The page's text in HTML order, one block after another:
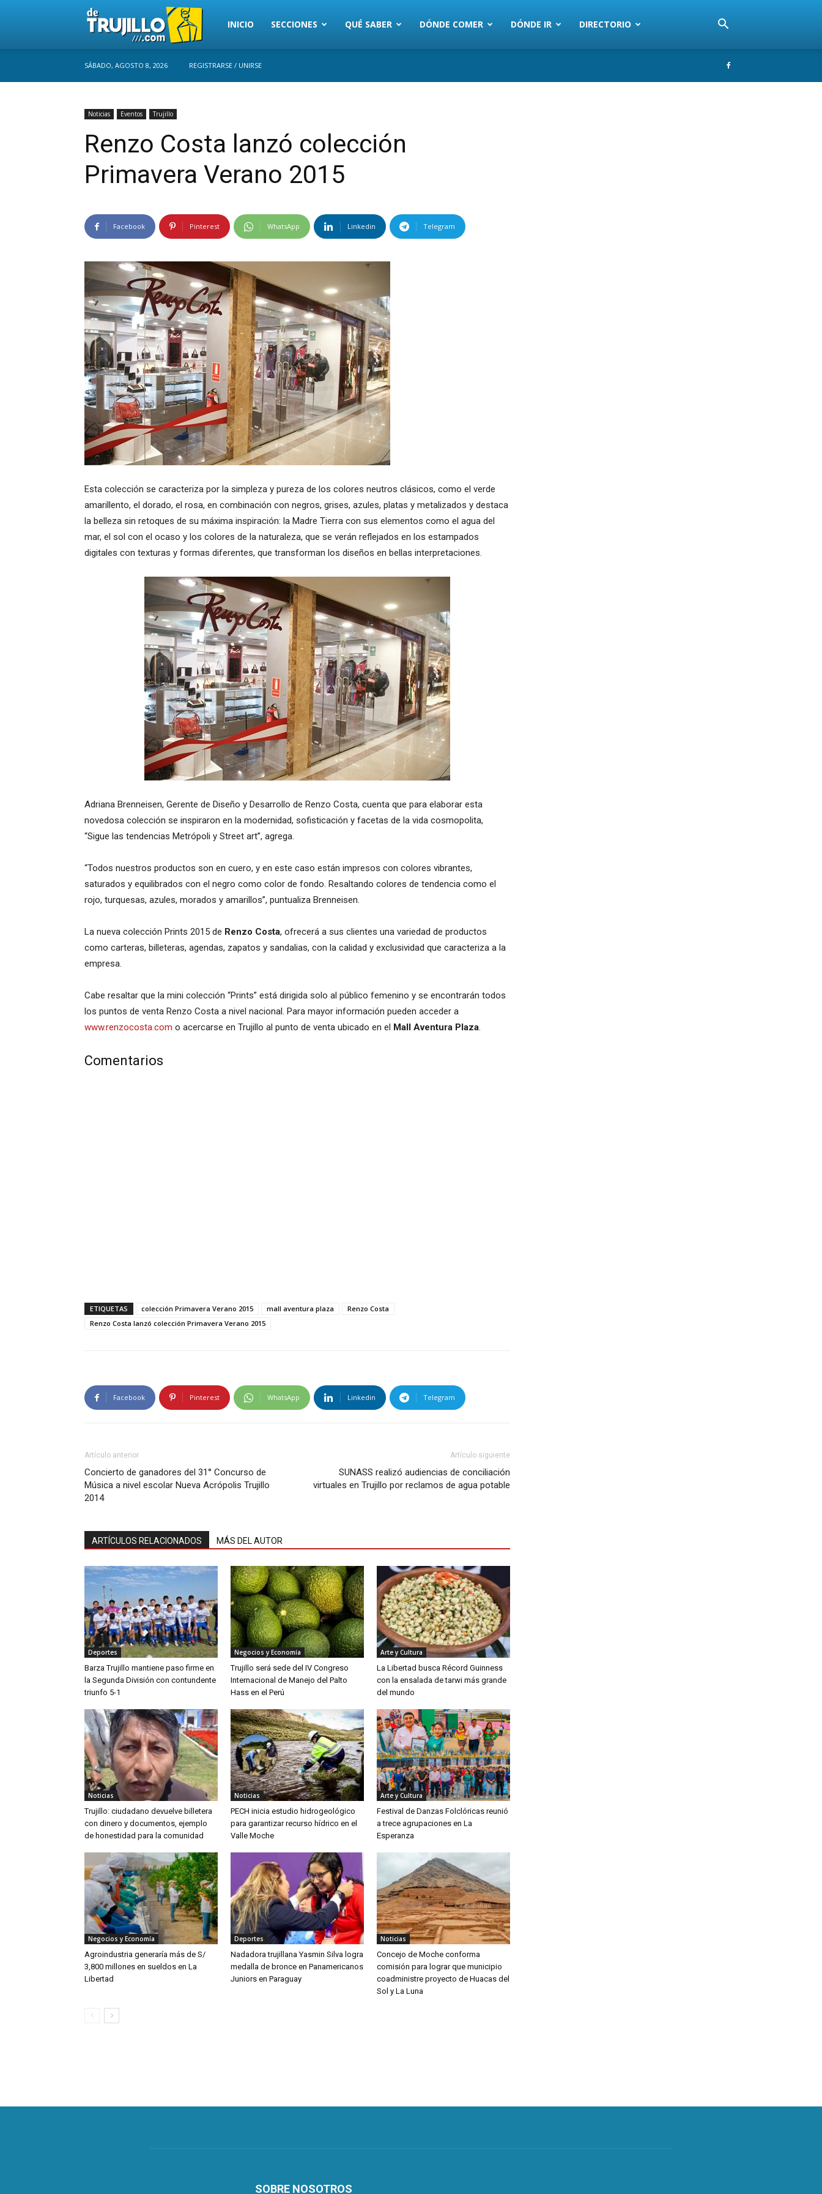
Trujillo
INICIO SECCIONES QUÉ SABER DÓNDE COMER DÓNDE IR DIRECTORIO
SÁBADO, AGOSTO 8, 2026 REGISTRARSE / UNIRSE
Noticias Eventos Trujillo
Renzo Costa lanzó colección
Primavera Verano 2015
Facebook Pinterest WhatsApp Linkedin Telegram
Esta colección se caracteriza por la simpleza y pureza de los colores neutros clásicos, como el verde
amarillento, el dorado, el rosa, en combinación con negros, grises, azules, platas y metalizados y destaca
la belleza sin retoques de su máxima inspiración: la Madre Tierra con sus elementos como el agua del
mar, el sol con el ocaso y los colores de la naturaleza, que se verán reflejados en los estampados
digitales con texturas y formas diferentes, que transforman los diseños en bellas interpretaciones.
Adriana Brenneisen, Gerente de Diseño y Desarrollo de Renzo Costa, cuenta que para elaborar esta
novedosa colección se inspiraron en la modernidad, sofisticación y facetas de la vida cosmopolita,
“Sigue las tendencias Metrópoli y Street art”, agrega.
“Todos nuestros productos son en cuero, y en este caso están impresos con colores vibrantes,
saturados y equilibrados con el negro como color de fondo. Resaltando colores de tendencia como el
rojo, turquesas, azules, morados y amarillos”, puntualiza Brenneisen.
La nueva colección Prints 2015 de Renzo Costa, ofrecerá a sus clientes una variedad de productos
como carteras, billeteras, agendas, zapatos y sandalias, con la calidad y exclusividad que caracteriza a la
empresa.
Cabe resaltar que la mini colección “Prints” está dirigida solo al público femenino y se encontrarán todos
los puntos de venta Renzo Costa a nivel nacional. Para mayor información pueden acceder a
www.renzocosta.com o acercarse en Trujillo al punto de venta ubicado en el Mall Aventura Plaza.
Comentarios
ETIQUETAS colección Primavera Verano 2015 mall aventura plaza
Renzo Costa
Renzo Costa lanzó colección Primavera Verano 2015
Facebook Pinterest WhatsApp Linkedin Telegram
Artículo anterior
Concierto de ganadores del 31° Concurso de
Música a nivel escolar Nueva Acrópolis Trujillo
2014
Artículo siguiente
SUNASS realizó audiencias de conciliación
virtuales en Trujillo por reclamos de agua potable
ARTÍCULOS RELACIONADOS MÁS DEL AUTOR
Deportes
Barza Trujillo mantiene paso firme en
la Segunda División con contundente
triunfo 5-1
Negocios y Economía
Trujillo será sede del IV Congreso
Internacional de Manejo del Palto
Hass en el Perú
Arte y Cultura
La Libertad busca Récord Guinness
con la ensalada de tarwi más grande
del mundo
Noticias
Trujillo: ciudadano devuelve billetera
con dinero y documentos, ejemplo
de honestidad para la comunidad
Noticias
PECH inicia estudio hidrogeológico
para garantizar recurso hídrico en el
Valle Moche
Arte y Cultura
Festival de Danzas Folclóricas reunió
a trece agrupaciones en La
Esperanza
Negocios y Economía
Agroindustria generaría más de S/
3,800 millones en sueldos en La
Libertad
Deportes
Nadadora trujillana Yasmin Silva logra
medalla de bronce en Panamericanos
Juniors en Paraguay
Noticias
Concejo de Moche conforma
comisión para lograr que municipio
coadministre proyecto de Huacas del
Sol y La Luna
SOBRE NOSOTROS